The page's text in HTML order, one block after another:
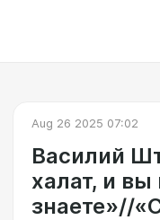
Aug 26 2025 07:02
Василий
халат, и
знаете»//